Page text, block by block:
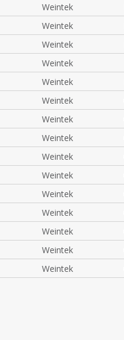
Weintek
Weintek
Weintek
Weintek
Weintek
Weintek
Weintek
Weintek
Weintek
Weintek
Weintek
Weintek
Weintek
Weintek
Weintek